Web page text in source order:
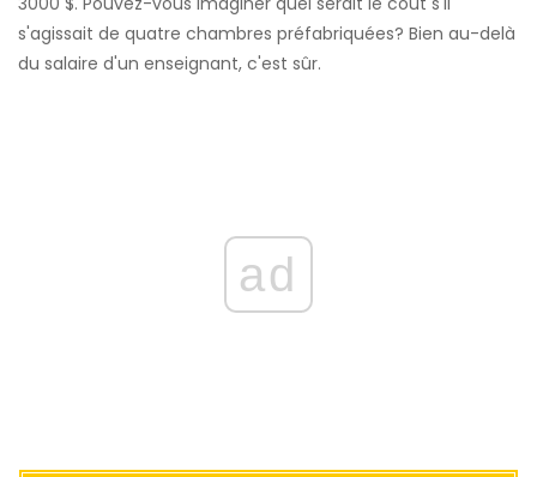
s'agissait de quatre chambres préfabriquées? Bien au-delà
du salaire d'un enseignant, c'est sûr.
ad